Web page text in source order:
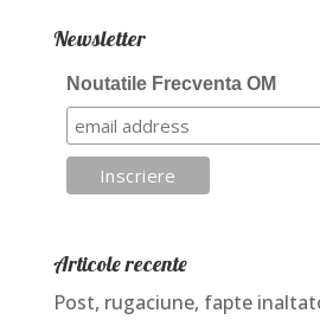
Newsletter
Noutatile Frecventa OM
Articole recente
Post, rugaciune, fapte